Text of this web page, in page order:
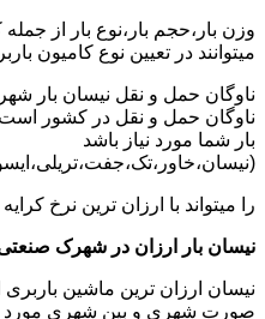
وزن بار،حجم بار،نوع بار از
میتوانند در تعیین نوع کامیون
ناوگان حمل و نقل نیسان بار
ناوگان حمل و نقل در کشور
بار شما مورد نیاز باشد
را میتواند با ارزان ترین نرخ
نیسان بار ارزان در شهرک
نیسان ارزان ترین ماشین
صورت شهری و بین شهری مورد